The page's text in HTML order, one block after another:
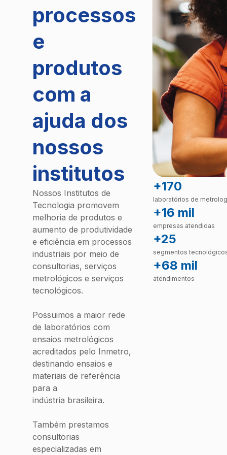
processos
e
produtos
com a
ajuda dos
nossos
institutos
Nossos Institutos de
Tecnologia promovem
melhoria de produtos e
aumento de produtividade
e eficiência em processos
industriais por meio de
consultorias, serviços
metrológicos e serviços
tecnológicos.
Possuimos a maior rede
de laboratórios com
ensaios metrológicos
acreditados pelo Inmetro,
destinando ensaios e
materiais de referência
para a
indústria brasileira.
Também prestamos
consultorias
especializadas em
+170
laboratórios de
+16 mil
empresas atendidas
+25
segmentos
+68 mil
atendimentos